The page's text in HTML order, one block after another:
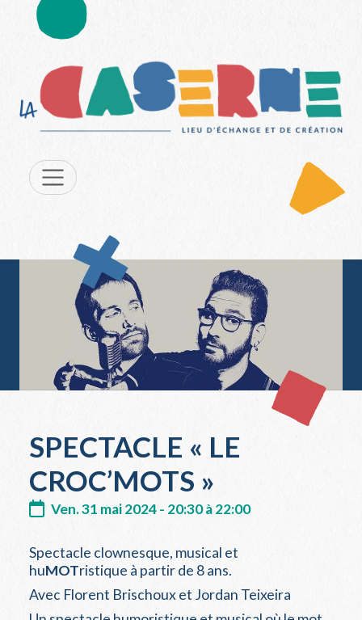
SPECTACLE « LE
CROC’MOTS »
Ven. 31 mai 2024 - 20:30 à 22:00
Spectacle clownesque, musical et
huMOTristique à partir de 8 ans.
Avec Florent Brischoux et Jordan Teixeira